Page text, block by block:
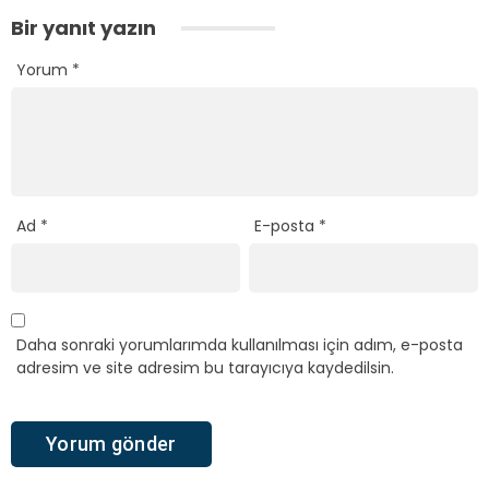
Bir yanıt yazın
Yorum *
Ad * E-posta *
Daha sonraki yorumlarımda kullanılması için adım, e-posta
adresim ve site adresim bu tarayıcıya kaydedilsin.